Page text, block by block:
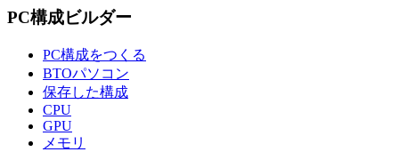
PC構成ビルダー
PC構成をつくる
BTOパソコン
保存した構成
CPU
GPU
メモリ